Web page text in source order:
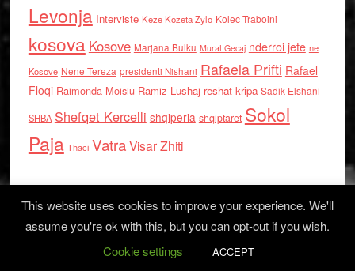
Levonja Interviste Keze Kozeta Zylo Kolec Traboini
kosova Kosove Marjana Bulku Murat Gecaj nderroi jete ne
Kosove Nene Tereza presidenti Nishani Rafaela Prifti Rafael
Floqi Raimonda Moisiu Ramiz Lushaj reshat kripa Sadik Elshani
SHBA Shefqet Kercelli shqiperia shqiptaret Sokol
Paja Thaci VatraVisar Zhiti
Log in
This website uses cookies to improve your experience. We'll
assume you're ok with this, but you can opt-out if you wish.
Cookie settings
ACCEPT